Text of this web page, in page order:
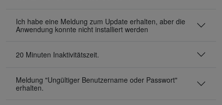
Ich habe eine Meldung zum Update erhalten, aber die
Anwendung konnte nicht installiert werden
20 Minuten Inaktivitätszeit.
Meldung "Ungültiger Benutzername oder Passwort"
erhalten.